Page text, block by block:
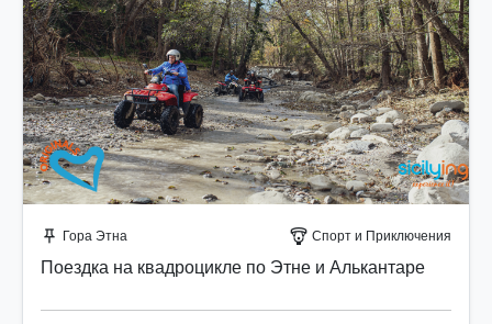
push_pin Гора Этна paragliding Спорт и Приключения
Поездка на квадроцикле по Этне и Алькантаре